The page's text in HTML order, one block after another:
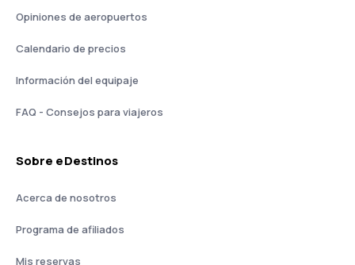
Opiniones de aeropuertos
Calendario de precios
Información del equipaje
FAQ - Consejos para viajeros
Sobre eDestinos
Acerca de nosotros
Programa de afiliados
Mis reservas